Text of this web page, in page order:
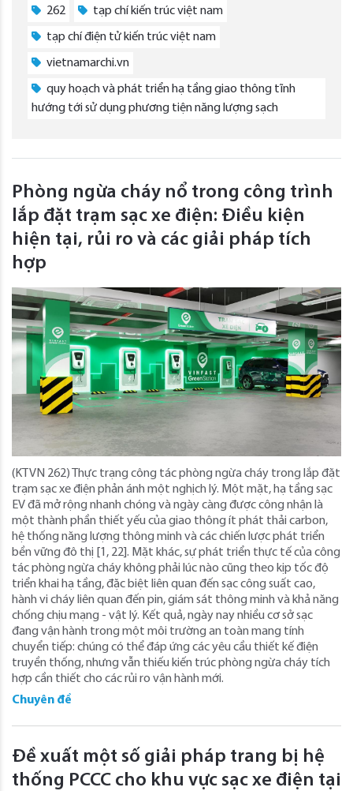
262 tạp chí kiến trúc việt nam
tạp chí điện tử kiến trúc việt nam
vietnamarchi.vn
quy hoạch và phát triển hạ tầng giao thông tĩnh
hướng tới sử dụng phương tiện năng lượng sạch
Phòng ngừa cháy nổ trong công trình
lắp đặt trạm sạc xe điện: Điều kiện
hiện tại, rủi ro và các giải pháp tích
hợp
(KTVN 262) Thực trạng công tác phòng ngừa cháy trong lắp đặt
trạm sạc xe điện phản ánh một nghịch lý. Một mặt, hạ tầng sạc
EV đã mở rộng nhanh chóng và ngày càng được công nhận là
một thành phần thiết yếu của giao thông ít phát thải carbon,
hệ thống năng lượng thông minh và các chiến lược phát triển
bền vững đô thị [1, 22]. Mặt khác, sự phát triển thực tế của công
tác phòng ngừa cháy không phải lúc nào cũng theo kịp tốc độ
triển khai hạ tầng, đặc biệt liên quan đến sạc công suất cao,
hành vi cháy liên quan đến pin, giám sát thông minh và khả năng
chống chịu mạng - vật lý. Kết quả, ngày nay nhiều cơ sở sạc
đang vận hành trong một môi trường an toàn mang tính
chuyển tiếp: chúng có thể đáp ứng các yêu cầu thiết kế điện
truyền thống, nhưng vẫn thiếu kiến trúc phòng ngừa cháy tích
hợp cần thiết cho các rủi ro vận hành mới.
Chuyên đề
Đề xuất một số giải pháp trang bị hệ
thống PCCC cho khu vực sạc xe điện tại